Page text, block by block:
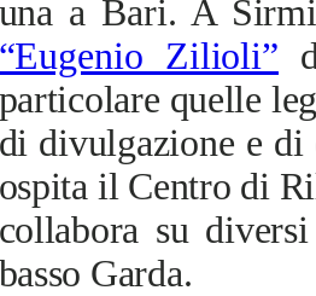
a Bari. A
Zilioli”
quelle
divulgazione e di
il Centro di
su
Garda.